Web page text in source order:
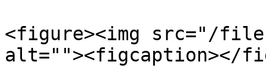
<figure><img src="/files/
alt=""><figcaption></